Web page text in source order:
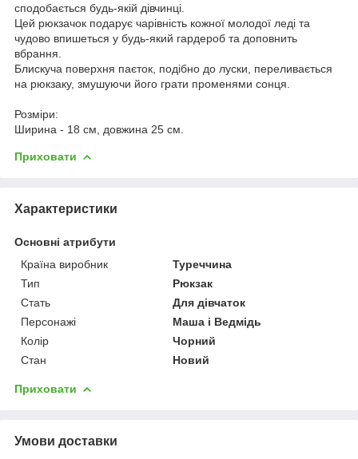
сподобається будь-якій дівчинці.
Цей рюкзачок подарує чарівність кожної молодої леді та
чудово впишеться у будь-який гардероб та доповнить
вбрання.
Блискуча поверхня паєток, подібно до луски, переливається
на рюкзаку, змушуючи його грати променями сонця.
Розміри:
Ширина - 18 см, довжина 25 см.
Приховати
Характеристики
Основні атрибути
Країна виробник
Туреччина
Тип
Рюкзак
Стать
Для дівчаток
Персонажі
Маша і Ведмідь
Колір
Чорний
Стан
Новий
Приховати
Умови доставки